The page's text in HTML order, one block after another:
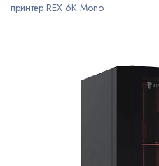
принтер REX 6K Mono